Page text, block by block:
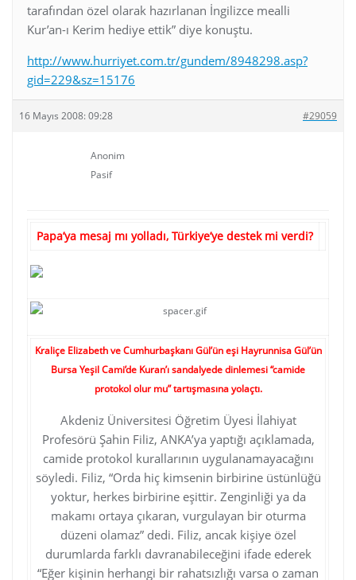
tarafından özel olarak hazırlanan İngilizce mealli
Kur’an-ı Kerim hediye ettik” diye konuştu.
http://www.hurriyet.com.tr/gundem/8948298.asp?
gid=229&sz=15176
16 Mayıs 2008: 09:28 #29059
Anonim
Pasif
Papa’ya mesaj mı yolladı, Türkiye’ye destek mi verdi?
Kraliçe Elizabeth ve Cumhurbaşkanı Gül’ün eşi Hayrunnisa Gül’ün
Bursa Yeşil Cami’de Kuran’ı sandalyede dinlemesi “camide
protokol olur mu” tartışmasına yolaçtı.
Akdeniz Üniversitesi Öğretim Üyesi İlahiyat
Profesörü Şahin Filiz, ANKA’ya yaptığı açıklamada,
camide protokol kurallarının uygulanamayacağını
söyledi. Filiz, “Orda hiç kimsenin birbirine üstünlüğü
yoktur, herkes birbirine eşittir. Zenginliği ya da
makamı ortaya çıkaran, vurgulayan bir oturma
düzeni olamaz” dedi. Filiz, ancak kişiye özel
durumlarda farklı davranabileceğini ifade ederek
“Eğer kişinin herhangi bir rahatsızlığı varsa o zaman